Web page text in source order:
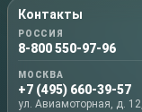
Контакты
РОССИЯ
8-800 550-97-96
МОСКВА
+7 (495) 660-39-57
ул. Авиамоторная, д.